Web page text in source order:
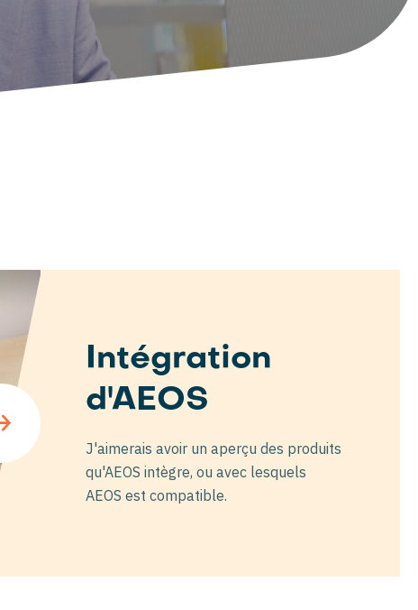
Intégration
d'AEOS
J'aimerais avoir un aperçu des produits
qu'AEOS intègre, ou avec lesquels
AEOS est compatible.